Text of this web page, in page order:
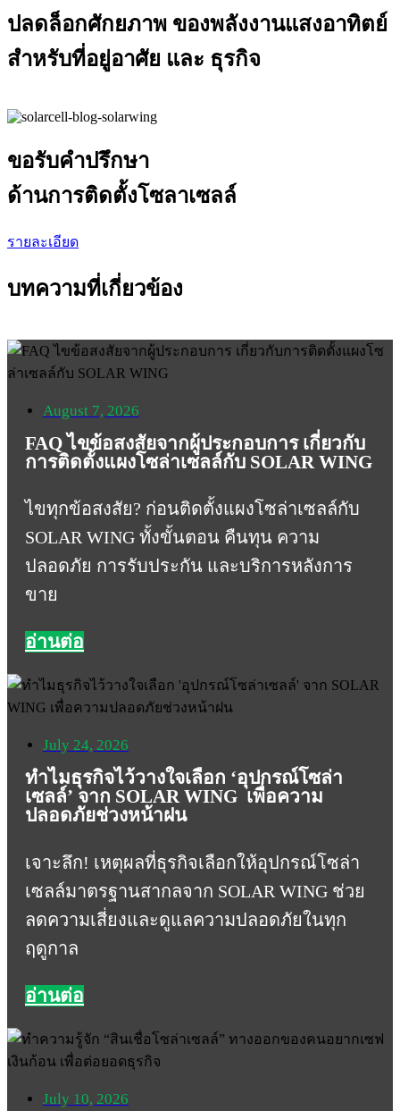
ปลดล็อกศักยภาพ ของพลังงานแสงอาทิตย์
สำหรับที่อยู่อาศัย และ ธุรกิจ
ขอรับคำปรึกษา
ด้านการติดตั้งโซลาเซลล์
รายละเอียด
บทความที่เกี่ยวข้อง
August 7, 2026
FAQ ไขข้อสงสัยจากผู้ประกอบการ เกี่ยวกับ
การติดตั้งแผงโซล่าเซลล์กับ SOLAR WING
ไขทุกข้อสงสัย? ก่อนติดตั้งแผงโซล่าเซลล์กับ
SOLAR WING ทั้งขั้นตอน คืนทุน ความ
ปลอดภัย การรับประกัน และบริการหลังการ
ขาย
อ่านต่อ
July 24, 2026
ทำไมธุรกิจไว้วางใจเลือก ‘อุปกรณ์โซล่า
เซลล์’ จาก SOLAR WING เพื่อความ
ปลอดภัยช่วงหน้าฝน
เจาะลึก! เหตุผลที่ธุรกิจเลือกให้อุปกรณ์โซล่า
เซลล์มาตรฐานสากลจาก SOLAR WING ช่วย
ลดความเสี่ยงและดูแลความปลอดภัยในทุก
ฤดูกาล
อ่านต่อ
July 10, 2026